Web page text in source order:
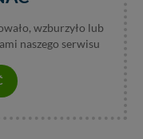
wzburzyło lub
naszego serwisu